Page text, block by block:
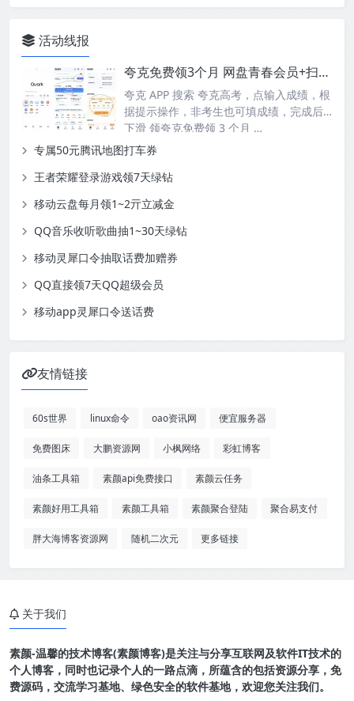
活动线报
夸克免费领3个月 网盘青春会员+扫描王会员
夸克 APP 搜索 夸克高考，点输入成绩，根
据提示操作，非考生也可填成绩，完成后
下滑 领夸克免费领 3 个月 …
专属50元腾讯地图打车券
王者荣耀登录游戏领7天绿钻
移动云盘每月领1~2亓立减金
QQ音乐收听歌曲抽1~30天绿钻
移动灵犀口令抽取话费加赠券
QQ直接领7天QQ超级会员
移动app灵犀口令送话费
友情链接
60s世界 linux命令 oao资讯网 便宜服务器
免费图床 大鹏资源网 小枫网络 彩虹博客
油条工具箱 素颜api免费接口 素颜云任务
素颜好用工具箱 素颜工具箱 素颜聚合登陆 聚合易支付
胖大海博客资源网 随机二次元 更多链接
关于我们
素颜-温馨的技术博客(素颜博客)是关注与分享互联网及软件IT技术的
个人博客，同时也记录个人的一路点滴，所蕴含的包括资源分享，免
费源码，交流学习基地、绿色安全的软件基地，欢迎您关注我们。